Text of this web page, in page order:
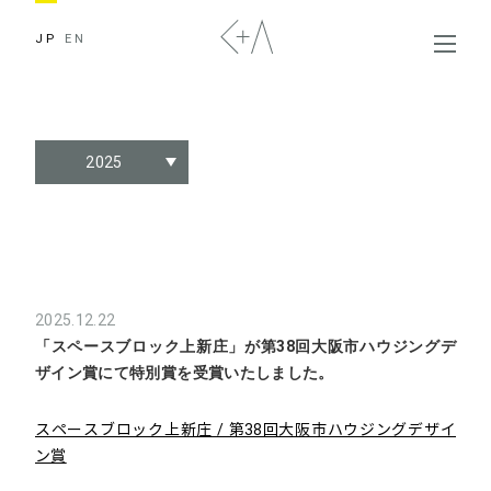
JP EN
2025
2025.12.22
「スペースブロック上新庄」が第38回大阪市ハウジングデ
ザイン賞にて特別賞を受賞いたしました。
スペースブロック上新庄 / 第38回大阪市ハウジングデザイ
ン賞